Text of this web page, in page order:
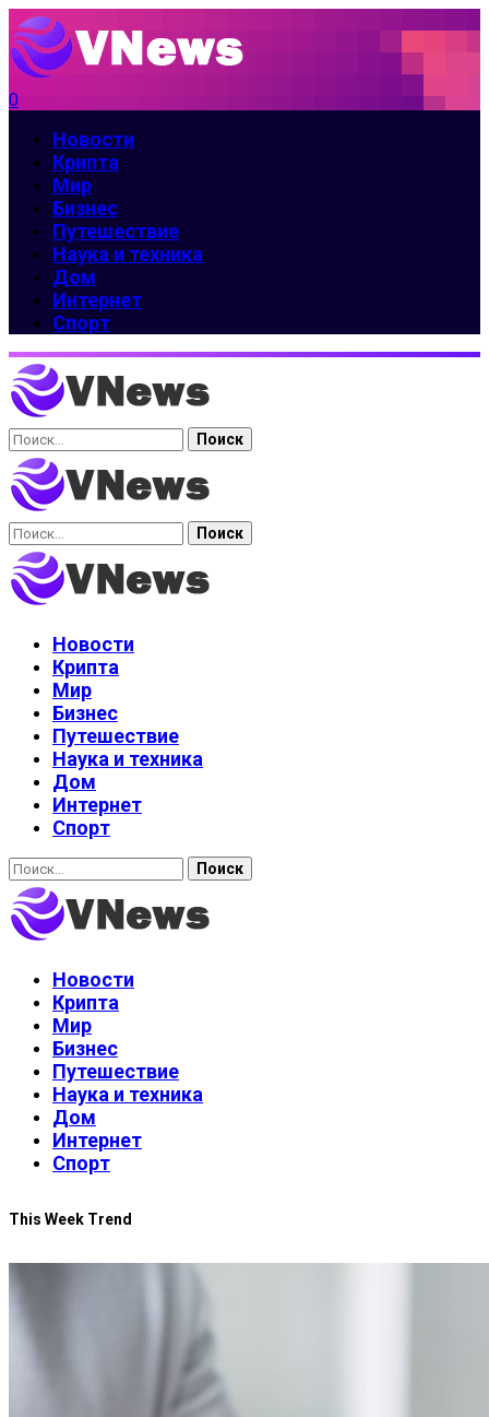
0
Новости
Крипта
Мир
Бизнес
Путешествие
Наука и техника
Дом
Интернет
Спорт
Найти:
Найти:
Новости
Крипта
Мир
Бизнес
Путешествие
Наука и техника
Дом
Интернет
Спорт
Найти:
Новости
Крипта
Мир
Бизнес
Путешествие
Наука и техника
Дом
Интернет
Спорт
This Week Trend